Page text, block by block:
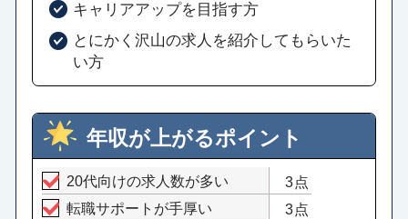
キャリアアップを目指す方
とにかく沢山の求人を紹介してもらいた
い方
年収が上がるポイント
20代向けの求人数が多い
3点
転職サポートが手厚い
3点